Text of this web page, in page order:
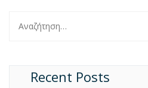
για:
Recent Posts